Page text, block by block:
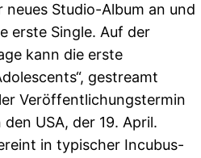
neues Studio-Album an und
erste Single. Auf der
kann die erste
gestreamt
Veröffentlichungstermin
USA, der 19. April.
in typischer Incubus-